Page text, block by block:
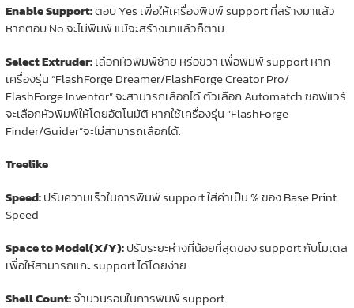
Enable Support:ตอบ Yes เพื่อให้เครื่องพิมพ์ support ที่สร้างมาแล้ว
หากตอบ No จะไม่พิมพ์ แม้จะสร้างมาแล้วก็ตาม
Select Extruder:เลือกหัวพิมพ์ซ้าย หรือขวา เพื่อพิมพ์ support หาก
เครื่องรุ่น “FlashForge Dreamer/FlashForge Creator Pro/
FlashForge Inventor” จะสามารถเลือกได้ ตัวเลือก Automatch ซอฟแวร์
จะเลือกหัวพิมพ์ให้โดยอัตโนมัติ หากใช้เครื่องรุ่น “FlashForge
Finder/Guider”จะไม่สามารถเลือกได้.
Treelike
Speed:ปรับความเร็วในการพิมพ์ support ใส่ค่าเป็น % ของ Base Print
Speed
Space to Model(X/Y):ปรับระยะห่างที่น้อยที่สุดของ support กับโมเดล
เพื่อให้สามารถแกะ support ได้โดยง่าย
Shell Count:จำนวนรอบในการพิมพ์ support